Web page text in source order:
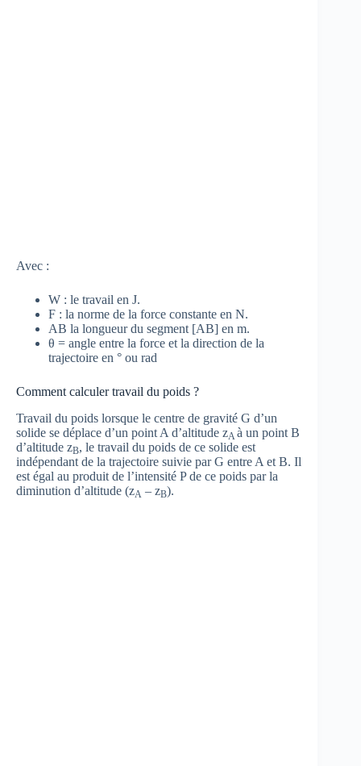
Avec :
W : le travail en J.
F : la norme de la force constante en N.
AB la longueur du segment [AB] en m.
θ = angle entre la force et la direction de la
trajectoire en ° ou rad
Comment calculer travail du poids ?
Travail du poids lorsque le centre de gravité G d’un
solide se déplace d’un point A d’altitude zA à un point B
d’altitude zB, le travail du poids de ce solide est
indépendant de la trajectoire suivie par G entre A et B. Il
est égal au produit de l’intensité P de ce poids par la
diminution d’altitude (zA – zB).